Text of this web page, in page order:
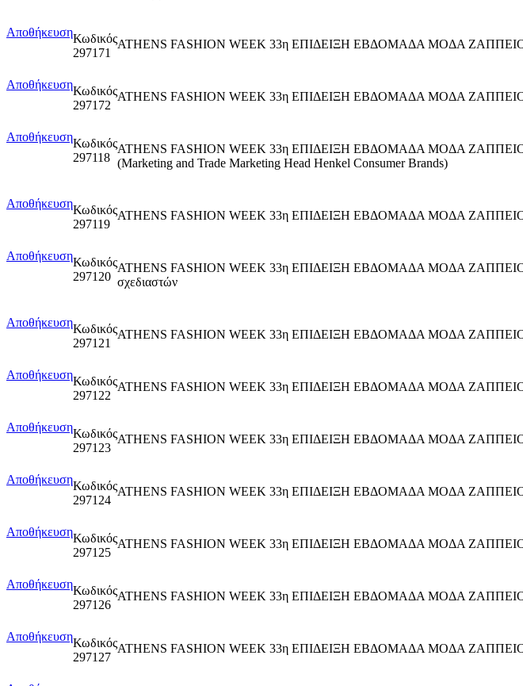
ΑποθήκευσηΚωδικός
297171
ATHENS FASHION WEEK 33η ΕΠΙΔΕΙΞΗ ΕΒΔΟΜΑΔΑ ΜΟΔΑ
ΑποθήκευσηΚωδικός
297172
ATHENS FASHION WEEK 33η ΕΠΙΔΕΙΞΗ ΕΒΔΟΜΑΔΑ ΜΟΔΑ
ΑποθήκευσηΚωδικός
297118
ATHENS FASHION WEEK 33η ΕΠΙΔΕΙΞΗ ΕΒΔΟΜΑΔΑ ΜΟΔΑ ΖΑΠΠΕΙΟ
(Marketing and Trade Marketing Head Henkel Consumer Brands)
ΑποθήκευσηΚωδικός
297119
ATHENS FASHION WEEK 33η ΕΠΙΔΕΙΞΗ ΕΒΔΟΜΑΔΑ ΜΟΔΑ ΖΑΠΠΕΙΟ
ΑποθήκευσηΚωδικός
297120
ATHENS FASHION WEEK 33η ΕΠΙΔΕΙΞΗ ΕΒΔΟΜΑΔΑ ΜΟΔΑ ΖΑΠΠΕΙΟ
σχεδιαστών
ΑποθήκευσηΚωδικός
297121
ATHENS FASHION WEEK 33η ΕΠΙΔΕΙΞΗ ΕΒΔΟΜΑΔΑ ΜΟΔΑ ΖΑΠΠΕΙΟ
ΑποθήκευσηΚωδικός
297122
ATHENS FASHION WEEK 33η ΕΠΙΔΕΙΞΗ ΕΒΔΟΜΑΔΑ ΜΟΔΑ ΖΑΠΠΕΙΟ
ΑποθήκευσηΚωδικός
297123
ATHENS FASHION WEEK 33η ΕΠΙΔΕΙΞΗ ΕΒΔΟΜΑΔΑ ΜΟΔΑ ΖΑΠΠΕΙΟ
ΑποθήκευσηΚωδικός
297124
ATHENS FASHION WEEK 33η ΕΠΙΔΕΙΞΗ ΕΒΔΟΜΑΔΑ ΜΟΔΑ
ΑποθήκευσηΚωδικός
297125
ATHENS FASHION WEEK 33η ΕΠΙΔΕΙΞΗ ΕΒΔΟΜΑΔΑ ΜΟΔΑ ΖΑΠΠΕΙΟ Η
ΑποθήκευσηΚωδικός
297126
ATHENS FASHION WEEK 33η ΕΠΙΔΕΙΞΗ ΕΒΔΟΜΑΔΑ ΜΟΔΑ ΖΑΠΠΕΙΟ
ΑποθήκευσηΚωδικός
297127
ATHENS FASHION WEEK 33η ΕΠΙΔΕΙΞΗ ΕΒΔΟΜΑΔΑ ΜΟΔΑ ΖΑΠΠΕΙΟ